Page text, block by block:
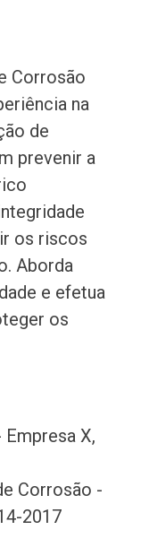
Corrosão
na
de
prevenir a
os riscos
Aborda
e efetua
os
X,
Corrosão -
2017